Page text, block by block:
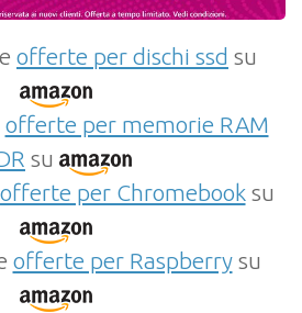
offerte per dischi ssd su
offerte per memorie RAM
su
offerte per Chromebooksu
offerte per Raspberrysu